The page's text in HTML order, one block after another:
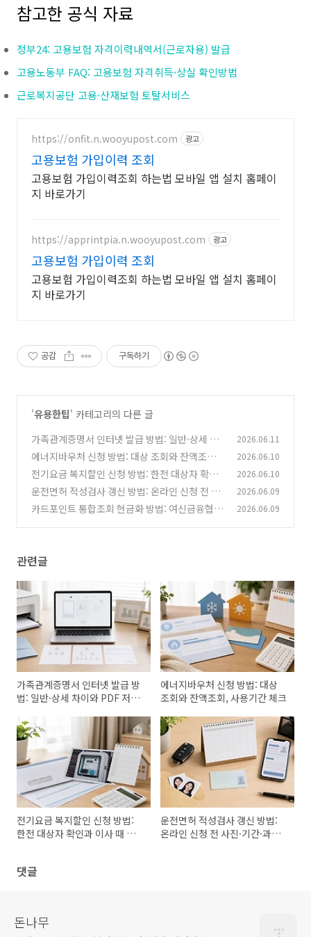
참고한 공식 자료
정부24: 고용보험 자격이력내역서(근로자용) 발급
고용노동부 FAQ: 고용보험 자격취득·상실 확인방법
근로복지공단 고용·산재보험 토탈서비스
https://onfit.n.wooyupost.com 광고
고용보험 가입이력 조회
고용보험 가입이력조회 하는법 모바일 앱 설치 홈페이
지 바로가기
https://apprintpia.n.wooyupost.com 광고
고용보험 가입이력 조회
고용보험 가입이력조회 하는법 모바일 앱 설치 홈페이
지 바로가기
공감 구독하기
'유용한팁' 카테고리의 다른 글
가족관계증명서 인터넷 발급 방법: 일반·상세 차
이와 PDF 저장까지
(0)
2026.06.11
에너지바우처 신청 방법: 대상 조회와 잔액조회,
사용기간 체크
(0)
2026.06.10
전기요금 복지할인 신청 방법: 한전 대상자 확인
과 이사 때 놓치기 쉬운 점
(0)
2026.06.10
운전면허 적성검사 갱신 방법: 온라인 신청 전 사
진·기간·과태료 확인
(0)
2026.06.09
카드포인트 통합조회 현금화 방법: 여신금융협회
2026.06.09
관련글
가족관계증명서 인터넷 발급 방
법: 일반·상세 차이와 PDF 저장
에너지바우처 신청 방법: 대상
조회와 잔액조회, 사용기간 체크
전기요금 복지할인 신청 방법:
한전 대상자 확인과 이사 때 놓
운전면허 적성검사 갱신 방법:
온라인 신청 전 사진·기간·과태
댓글
돈나무